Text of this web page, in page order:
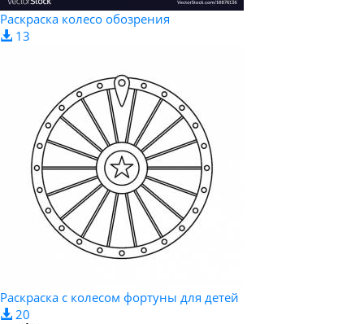
Раскраска колесо обозрения
13
Раскраска с колесом фортуны для детей
20